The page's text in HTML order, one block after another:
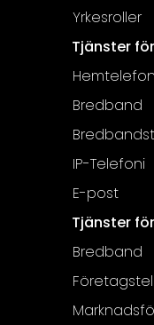
Yrkesroller
Tjänster
Bredband
IP-Telefoni
E-post
Tjänster
Bredband